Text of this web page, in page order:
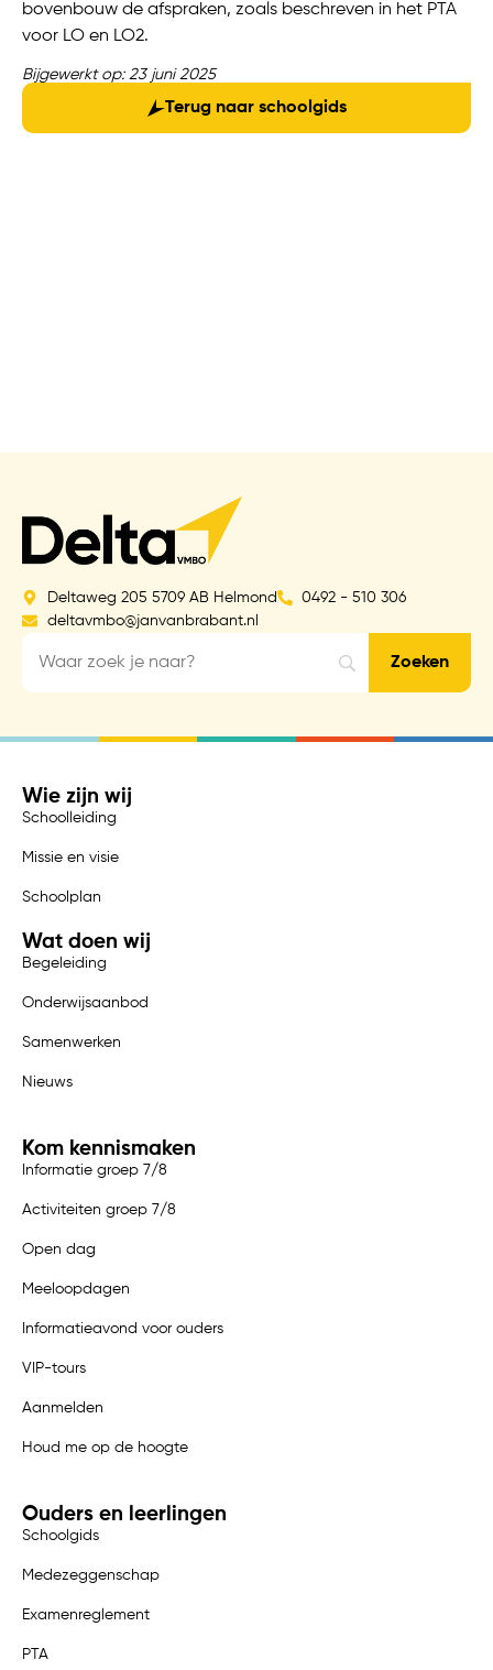
bovenbouw de afspraken, zoals beschreven in het PTA
voor LO en LO2.
Bijgewerkt op: 23 juni 2025
Terug naar schoolgids
Deltaweg 205 5709 AB Helmond
0492 - 510 306
deltavmbo@janvanbrabant.nl
Wie zijn wij
Schoolleiding
Missie en visie
Schoolplan
Wat doen wij
Begeleiding
Onderwijsaanbod
Samenwerken
Nieuws
Kom kennismaken
Informatie groep 7/8
Activiteiten groep 7/8
Open dag
Meeloopdagen
Informatieavond voor ouders
VIP-tours
Aanmelden
Houd me op de hoogte
Ouders en leerlingen
Schoolgids
Medezeggenschap
Examenreglement
PTA